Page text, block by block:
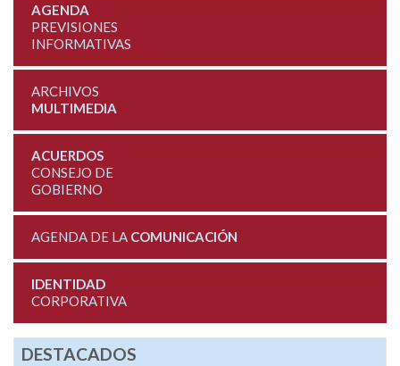
AGENDA
PREVISIONES
INFORMATIVAS
ARCHIVOS
MULTIMEDIA
ACUERDOS
CONSEJO DE
GOBIERNO
AGENDA DE LA COMUNICACIÓN
IDENTIDAD
CORPORATIVA
DESTACADOS